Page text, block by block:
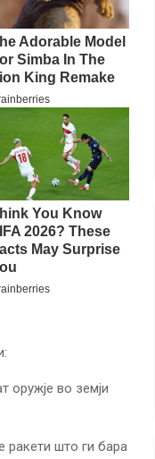
оружје во земји
ракети што ги бара